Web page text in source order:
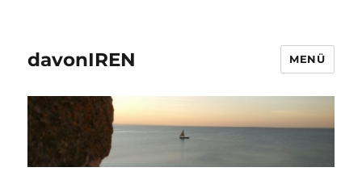
davonIREN MENÜ